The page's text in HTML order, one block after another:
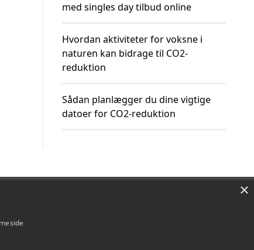
med singles day tilbud online
Hvordan aktiviteter for voksne i
naturen kan bidrage til CO2-
reduktion
Sådan planlægger du dine vigtige
datoer for CO2-reduktion
×